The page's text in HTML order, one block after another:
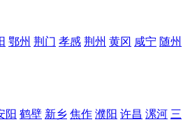
鄂州 荆门 孝感 荆州 黄冈 咸宁 随州
阳 鹤壁 新乡 焦作 濮阳 许昌 漯河 三